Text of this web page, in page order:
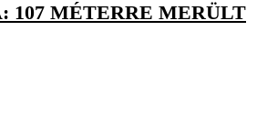
107 MÉTERRE MERÜLT